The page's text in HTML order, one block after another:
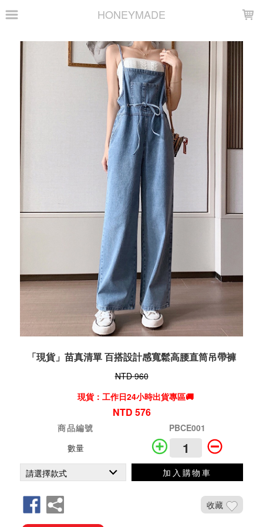
HONEYMADE
「現貨」苗真清單 百搭設計感寬鬆高腰直筒吊帶褲
NTD 960
現貨：工作日24小時出貨專區🚚
NTD 576
商品編號
PBCE001
數量
加入購物車
收藏